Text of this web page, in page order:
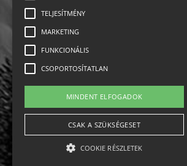
Impresszum-kapcsolat
Jogi nyilatkozat
Rólunk
English
TELJESÍTMÉNY
MARKETING
FUNKCIONÁLIS
CSOPORTOSÍTATLAN
MINDENT ELFOGADOK
CSAK A SZÜKSÉGESET
COOKIE RÉSZLETEK